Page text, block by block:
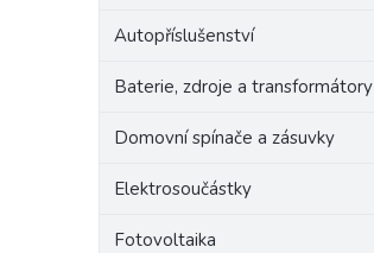
Autopříslušenství
Baterie, zdroje a transformátory
Domovní spínače a zásuvky
Elektrosoučástky
Fotovoltaika